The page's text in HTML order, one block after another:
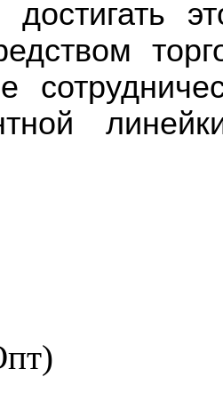
достигать